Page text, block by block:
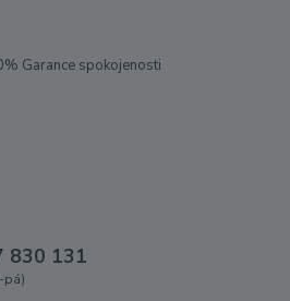
830 131
pá)